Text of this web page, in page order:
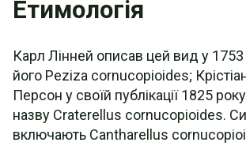
Етимологія
Карл Лінней описав цей вид у 1753
його Peziza cornucopioides;
Персон у своїй публікації 1825
назву Craterellus cornucopioides.
включають Cantharellus